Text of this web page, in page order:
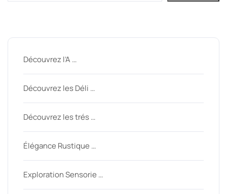
Découvrez l’A …
Découvrez les Déli …
Découvrez les trés …
Élégance Rustique …
Exploration Sensorie …